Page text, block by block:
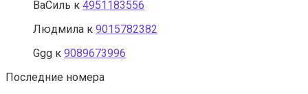
ВаСиль к 4951183556
Людмила к 9015782382
Ggg к 9089673996
Последние номера